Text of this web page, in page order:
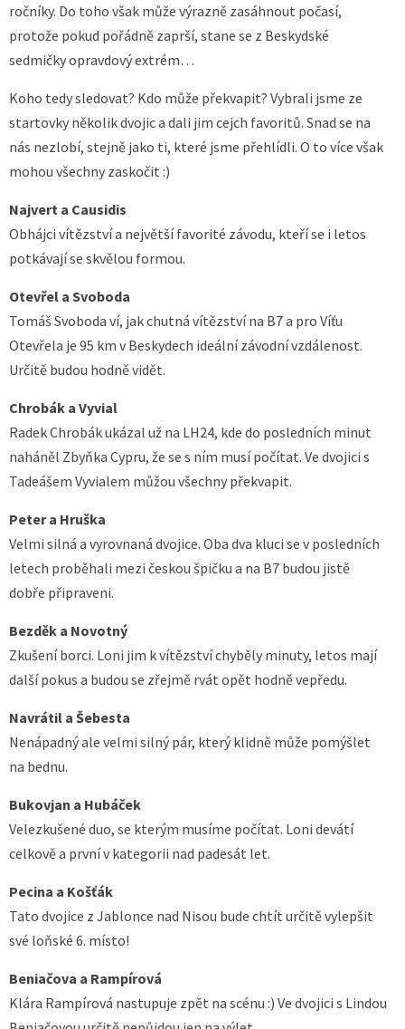
ročníky. Do toho však může výrazně zasáhnout počasí,
protože pokud pořádně zaprší, stane se z Beskydské
sedmičky opravdový extrém…
Koho tedy sledovat? Kdo může překvapit? Vybrali jsme ze
startovky několik dvojic a dali jim cejch favoritů. Snad se na
nás nezlobí, stejně jako ti, které jsme přehlídli. O to více však
mohou všechny zaskočit :)
Najvert a Causidis
Obhájci vítězství a největší favorité závodu, kteří se i letos
potkávají se skvělou formou.
Otevřel a Svoboda
Tomáš Svoboda ví, jak chutná vítězství na B7 a pro Víťu
Otevřela je 95 km v Beskydech ideální závodní vzdálenost.
Určitě budou hodně vidět.
Chrobák a Vyvial
Radek Chrobák ukázal už na LH24, kde do posledních minut
naháněl Zbyňka Cypru, že se s ním musí počítat. Ve dvojici s
Tadeášem Vyvialem můžou všechny překvapit.
Peter a Hruška
Velmi silná a vyrovnaná dvojice. Oba dva kluci se v posledních
letech proběhali mezi českou špičku a na B7 budou jistě
dobře připraveni.
Bezděk a Novotný
Zkušení borci. Loni jim k vítězství chyběly minuty, letos mají
další pokus a budou se zřejmě rvát opět hodně vepředu.
Navrátil a Šebesta
Nenápadný ale velmi silný pár, který klidně může pomýšlet
na bednu.
Bukovjan a Hubáček
Velezkušené duo, se kterým musíme počítat. Loni devátí
celkově a první v kategorii nad padesát let.
Pecina a Košťák
Tato dvojice z Jablonce nad Nisou bude chtít určitě vylepšit
své loňské 6. místo!
Beniačova a Rampírová
Klára Rampírová nastupuje zpět na scénu :) Ve dvojici s Lindou